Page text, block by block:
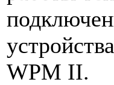
WPM II.